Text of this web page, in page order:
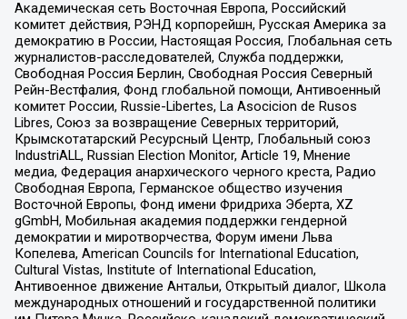
Академическая сеть Восточная Европа, Российский
комитет действия, РЭНД корпорейшн, Русская Америка за
демократию в России, Настоящая Россия, Глобальная сеть
журналистов-расследователей, Служба поддержки,
Свободная Россия Берлин, Свободная Россия Северный
Рейн-Вестфалия, Фонд глобальной помощи, Антивоенный
комитет России, Russie-Libertes, La Asocicion de Rusos
Libres, Союз за возвращение Северных территорий,
Крымскотатарский Ресурсный Центр, Глобальный союз
IndustriALL, Russian Election Monitor, Article 19, Мнение
медиа, Федерация анархического черного креста, Радио
Свободная Европа, Германское общество изучения
Восточной Европы, Фонд имени Фридриха Эберта, XZ
gGmbH, Мобильная академия поддержки гендерной
демократии и миротворчества, Форум имени Льва
Копелева, American Councils for International Education,
Cultural Vistas, Institute of International Education,
Антивоенное движение Антальи, Открытый диалог, Школа
международных отношений и государственной политики